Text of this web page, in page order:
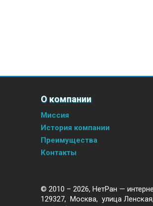
О компании
Миссия
История компании
Преимущества
Контакты
© 2010 – 2026, НетРан —
129327, Москва, улица